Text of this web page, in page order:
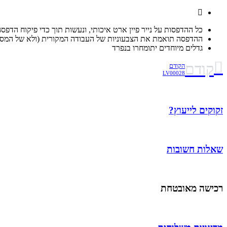
כל ההדפסות על נייר פיין ארט איכותי, ונעשות תוך כדי פיקוח
ההדפסה תואמת את הצבעוניות של העבודה המקורית (ולא של
גדלים מיוחדים יתומחרו בנפרד
קודםהקודם
LV00028
זקוקים לייעוץ?
שאלות חשובות
רכישה מאובטחת